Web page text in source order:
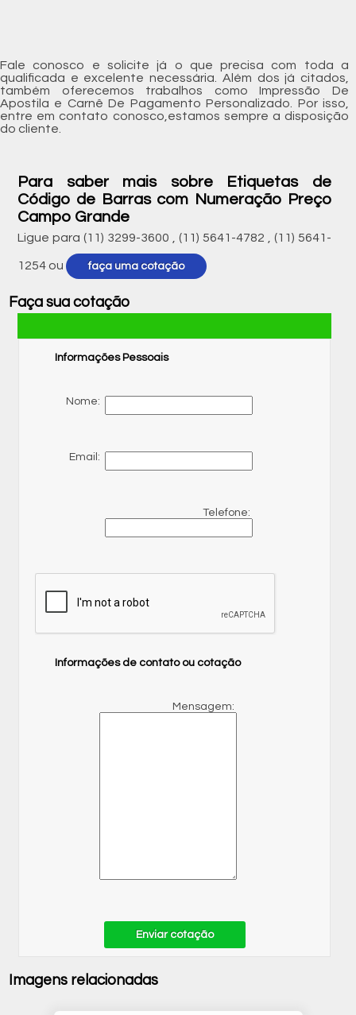
Fale conosco e solicite já o que precisa com toda a
qualificada e excelente necessária. Além dos já citados,
também oferecemos trabalhos como Impressão De
Apostila e Carnê De Pagamento Personalizado. Por isso,
entre em contato conosco,estamos sempre a disposição
do cliente.
Para saber mais sobre Etiquetas de
Código de Barras com Numeração Preço
Campo Grande
Ligue para (11) 3299-3600 ,(11) 5641-4782 ,(11) 5641-
1254 ou faça uma cotação
Faça sua cotação
Informações Pessoais
Nome:
Email:
Telefone:
Informações de contato ou cotação
Mensagem:
Enviar cotação
Imagens relacionadas